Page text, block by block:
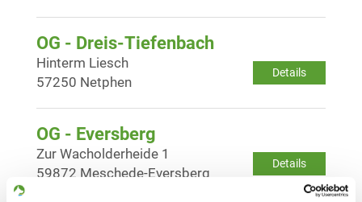
OG - Dreis-Tiefenbach
Details
Hinterm Liesch
57250 Netphen
OG - Eversberg
Details
Zur Wacholderheide 1
59872 Meschede-Eversberg